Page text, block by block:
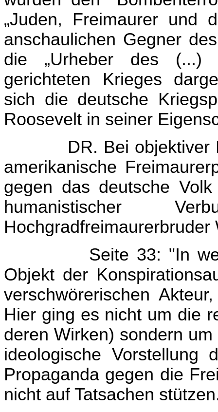
„Juden, Freimaurer und
anschaulichen Gegner
die „Urheber des (...)
gerichteten Krieges
sich die deutsche
Roosevelt in seiner
DR. Bei
amerikanische
gegen das deutsche
humanistischer
Seite 33: "In
Objekt der
verschwörerischen
Hier ging es nicht um die
deren Wirken) sondern
ideologische Vorstellung
Propaganda gegen die
nicht auf Tatsachen